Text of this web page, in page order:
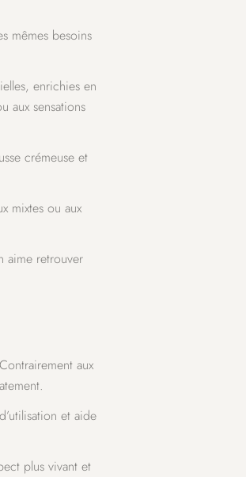
mêmes besoins
enrichies en
aux sensations
crémeuse et
mixtes ou aux
aime retrouver
aux
et aide
plus vivant et